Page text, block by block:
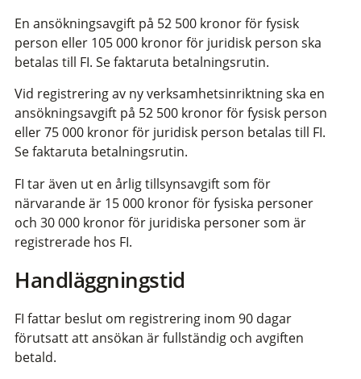
En ansökningsavgift på 52 500 kronor för fysisk
person eller 105 000 kronor för juridisk person ska
betalas till FI. Se faktaruta betalningsrutin.
Vid registrering av ny verksamhetsinriktning ska en
ansökningsavgift på 52 500 kronor för fysisk person
eller 75 000 kronor för juridisk person betalas till FI.
Se faktaruta betalningsrutin.
FI tar även ut en årlig tillsynsavgift som för
närvarande är 15 000 kronor för fysiska personer
och 30 000 kronor för juridiska personer som är
registrerade hos FI.
Handläggningstid
FI fattar beslut om registrering inom 90 dagar
förutsatt att ansökan är fullständig och avgiften
betald.